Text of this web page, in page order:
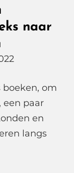
naar
boeken, om
een paar
en
langs